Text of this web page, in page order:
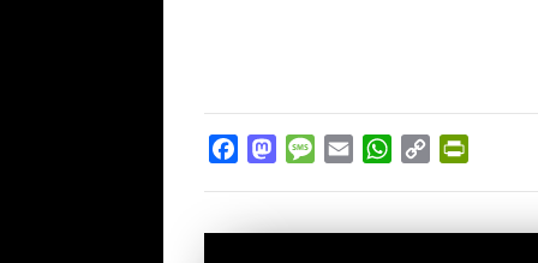
FacebookMastodon
Message
Email WhatsApp
Copy